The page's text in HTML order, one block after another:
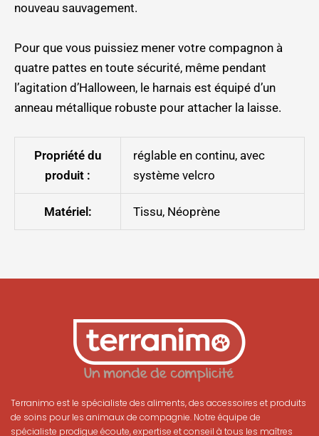
nouveau sauvagement.
Pour que vous puissiez mener votre compagnon à
quatre pattes en toute sécurité, même pendant
l’agitation d’Halloween, le harnais est équipé d’un
anneau métallique robuste pour attacher la laisse.
Propriété du
produit :
réglable en continu, avec
système velcro
Matériel: Tissu, Néoprène
Terranimo est le spécialiste des aliments, des accessoires et produits
de soins pour les animaux de compagnie. Notre équipe de
spécialiste prodigue écoute, expertise et conseil à tous les maîtres